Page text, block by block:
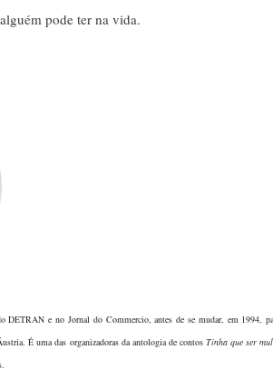
pode ter na vida.
DETRAN e no Jornal do Commercio, antes de se mudar, em 1994,
É uma das organizadoras da antologia de contos Tinha que ser